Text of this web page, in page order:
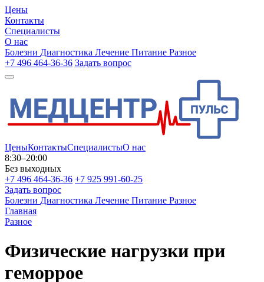
Цены
Контакты
Специалисты
О нас
Болезни Диагностика Лечение Питание Разное
+7 496 464-36-36 Задать вопрос
ЦеныКонтактыСпециалистыО нас
8:30–20:00
Без выходных
+7 496 464-36-36 +7 925 991-60-25
Задать вопрос
Болезни Диагностика Лечение Питание Разное
Главная
Разное
Физические нагрузки при
геморрое